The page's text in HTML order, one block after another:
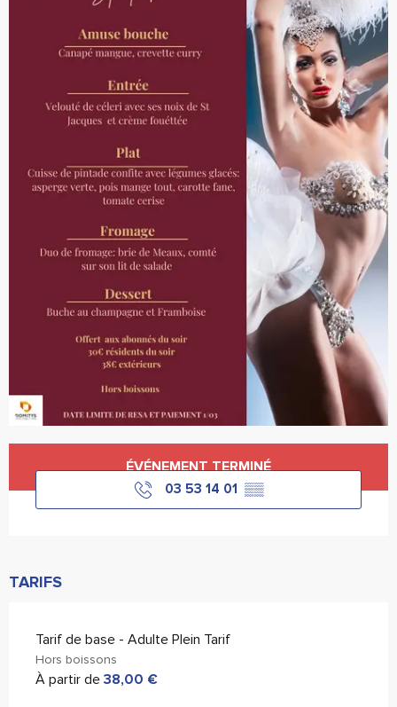
Ouverture et coordonnées
ÉVÉNEMENT TERMINÉ
03 53 14 01 ▒▒
TARIFS
Tarif de base - Adulte Plein Tarif
Hors boissons
À partir de 38,00 €